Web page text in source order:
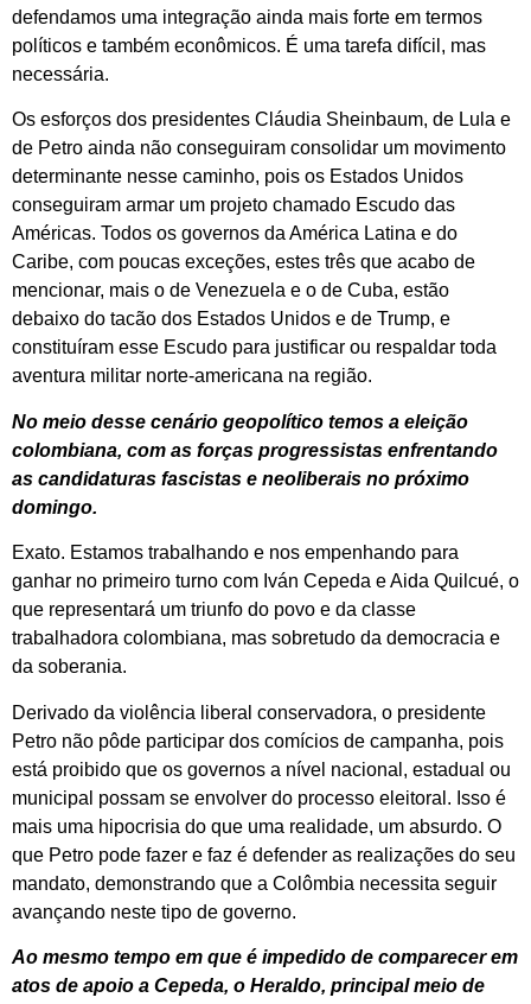
defendamos uma integração ainda mais forte em termos
políticos e também econômicos. É uma tarefa difícil, mas
necessária.
Os esforços dos presidentes Cláudia Sheinbaum, de Lula e
de Petro ainda não conseguiram consolidar um movimento
determinante nesse caminho, pois os Estados Unidos
conseguiram armar um projeto chamado Escudo das
Américas. Todos os governos da América Latina e do
Caribe, com poucas exceções, estes três que acabo de
mencionar, mais o de Venezuela e o de Cuba, estão
debaixo do tacão dos Estados Unidos e de Trump, e
constituíram esse Escudo para justificar ou respaldar toda
aventura militar norte-americana na região.
No meio desse cenário geopolítico temos a eleição
colombiana, com as forças progressistas enfrentando
as candidaturas fascistas e neoliberais no próximo
domingo.
Exato. Estamos trabalhando e nos empenhando para
ganhar no primeiro turno com Iván Cepeda e Aida Quilcué, o
que representará um triunfo do povo e da classe
trabalhadora colombiana, mas sobretudo da democracia e
da soberania.
Derivado da violência liberal conservadora, o presidente
Petro não pôde participar dos comícios de campanha, pois
está proibido que os governos a nível nacional, estadual ou
municipal possam se envolver do processo eleitoral. Isso é
mais uma hipocrisia do que uma realidade, um absurdo. O
que Petro pode fazer e faz é defender as realizações do seu
mandato, demonstrando que a Colômbia necessita seguir
avançando neste tipo de governo.
Ao mesmo tempo em que é impedido de comparecer em
atos de apoio a Cepeda, o Heraldo, principal meio de